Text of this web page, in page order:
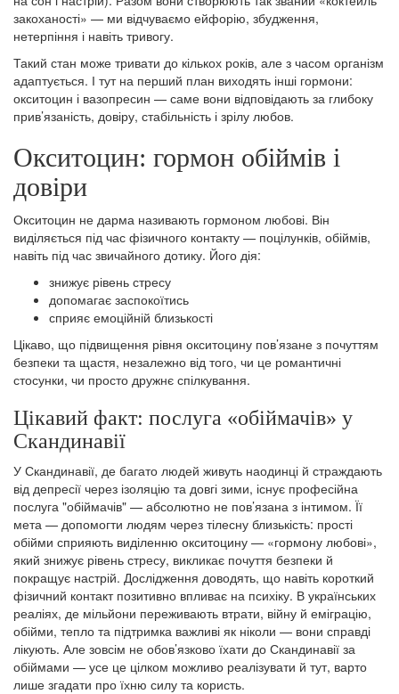
закоханості» — ми відчуваємо ейфорію, збудження,
нетерпіння і навіть тривогу.
Такий стан може тривати до кількох років, але з часом організм
адаптується. І тут на перший план виходять інші гормони:
окситоцин і вазопресин — саме вони відповідають за глибоку
прив’язаність, довіру, стабільність і зрілу любов.
Окситоцин: гормон обіймів і
довіри
Окситоцин не дарма називають гормоном любові. Він
виділяється під час фізичного контакту — поцілунків, обіймів,
навіть під час звичайного дотику. Його дія:
знижує рівень стресу
допомагає заспокоїтись
сприяє емоційній близькості
Цікаво, що підвищення рівня окситоцину пов’язане з почуттям
безпеки та щастя, незалежно від того, чи це романтичні
стосунки, чи просто дружнє спілкування.
Цікавий факт: послуга «обіймачів» у
Скандинавії
У Скандинавії, де багато людей живуть наодинці й страждають
від депресії через ізоляцію та довгі зими, існує професійна
послуга "обіймачів" — абсолютно не пов’язана з інтимом. Її
мета — допомогти людям через тілесну близькість: прості
обійми сприяють виділенню окситоцину — «гормону любові»,
який знижує рівень стресу, викликає почуття безпеки й
покращує настрій. Дослідження доводять, що навіть короткий
фізичний контакт позитивно впливає на психіку. В українських
реаліях, де мільйони переживають втрати, війну й еміграцію,
обійми, тепло та підтримка важливі як ніколи — вони справді
лікують. Але зовсім не обов’язково їхати до Скандинавії за
обіймами — усе це цілком можливо реалізувати й тут, варто
лише згадати про їхню силу та користь.